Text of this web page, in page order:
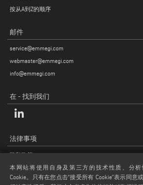
按从A到Z的顺序
邮件
service@emmegi.com
webmaster@emmegi.com
info@emmegi.com
在 - 找到我们
法律事项
隐私政策
法律说明
COOKIE 政策
本网站将使用自身及第三方的技术性质、分
Cookie。只有在您点击“接受所有 Cookie”表示同意